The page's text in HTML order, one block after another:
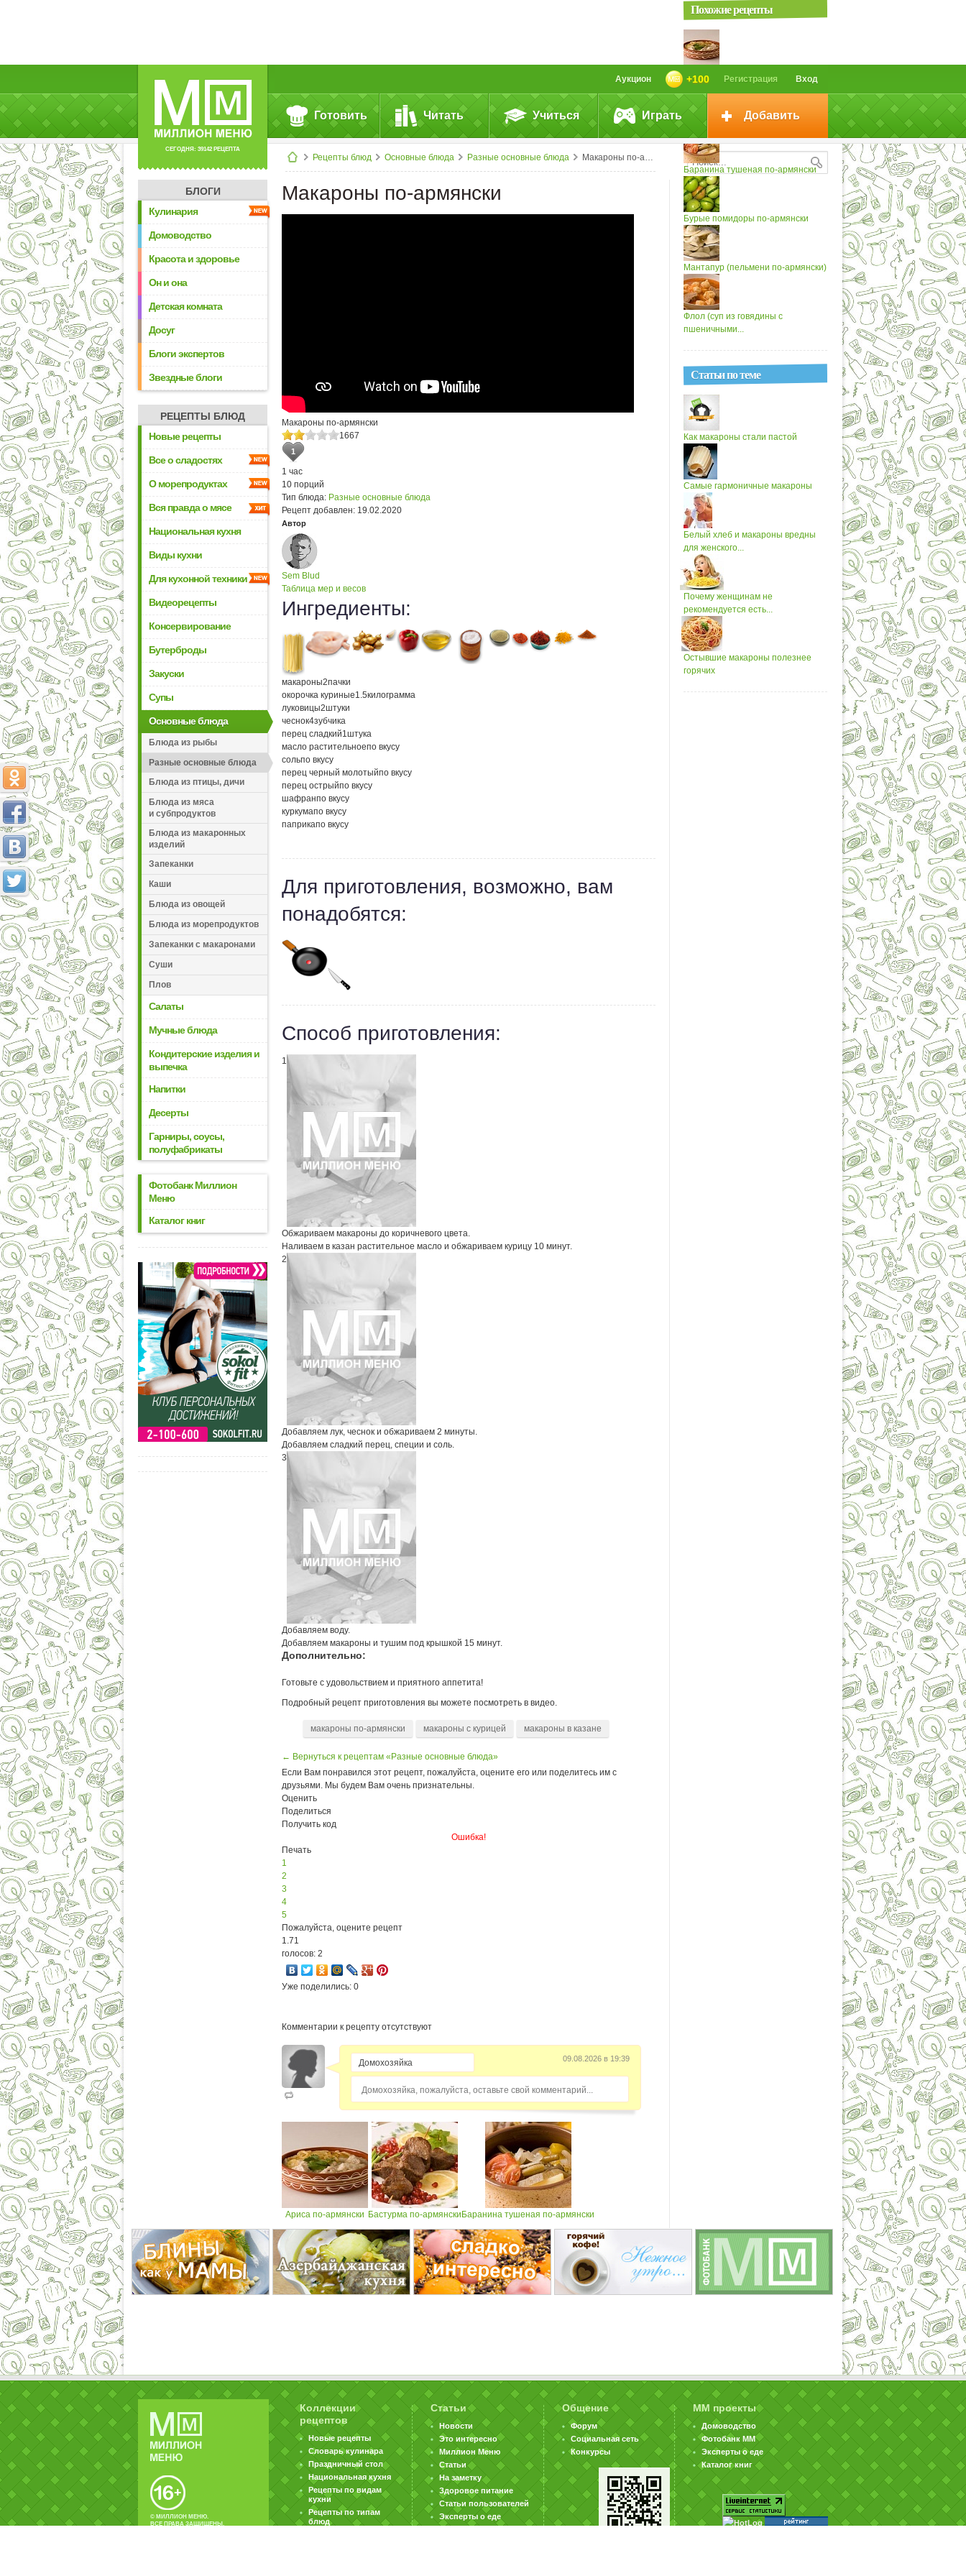
СЕГОДНЯ: 39142 РЕЦЕПТА
Вход
Регистрация
+100
Аукцион
Готовить Читать Учиться Играть Добавить
Рецепты блюд Основные блюда Разные основные блюда Макароны по-армянски
БЛОГИ
Кулинария
Домоводство
Красота и здоровье
Он и она
Детская комната
Досуг
Блоги экспертов
Звездные блоги
РЕЦЕПТЫ БЛЮД
Новые рецепты
Все о сладостях
О морепродуктах
Вся правда о мясе
Национальная кухня
Виды кухни
Для кухонной техники
Видеорецепты
Консервирование
Бутерброды
Закуски
Супы
Основные блюда
Блюда из рыбы
Разные основные блюда
Блюда из птицы, дичи
Блюда из мяса
и субпродуктов
Блюда из макаронных
изделий
Запеканки
Каши
Блюда из овощей
Блюда из морепродуктов
Запеканки с макаронами
Суши
Плов
Салаты
Мучные блюда
Кондитерские изделия и
выпечка
Напитки
Десерты
Гарниры, соусы,
полуфабрикаты
Фотобанк Миллион
Меню
Каталог книг
Макароны по-армянски
Макароны по-армянски
1667
1
1 час
10 порций
Тип блюда: Разные основные блюда
Рецепт добавлен: 19.02.2020
Автор
Sem Blud
Таблица мер и весов
Ингредиенты:
макароны2пачки
окорочка куриные1.5килограмма
луковицы2штуки
чеснок4зубчика
перец сладкий1штука
масло растительноепо вкусу
сольпо вкусу
перец черный молотыйпо вкусу
перец острыйпо вкусу
шафранпо вкусу
куркумапо вкусу
паприкапо вкусу
Для приготовления, возможно, вам
понадобятся:
Способ приготовления:
1
Обжариваем макароны до коричневого цвета.
Наливаем в казан растительное масло и обжариваем курицу 10 минут.
2
Добавляем лук, чеснок и обжариваем 2 минуты.
Добавляем сладкий перец, специи и соль.
3
Добавляем воду.
Добавляем макароны и тушим под крышкой 15 минут.
Дополнительно:
Готовьте с удовольствием и приятного аппетита!
Подробный рецепт приготовления вы можете посмотреть в видео.
макароны по-армянски макароны с курицей макароны в казане
← Вернуться к рецептам «Разные основные блюда»
Если Вам понравился этот рецепт, пожалуйста, оцените его или поделитесь им с
друзьями. Мы будем Вам очень признательны.
Оценить
Поделиться
Получить код
Ошибка!
Печать
1
2
3
4
5
Пожалуйста, оцените рецепт
1.71
голосов: 2
Уже поделились: 0
Комментарии к рецепту отсутствуют
09.08.2026 в 19:39
Домохозяйка, пожалуйста, оставьте свой комментарий...
Ариса по-армянски Бастурма по-армянски Баранина тушеная по-армянски
Похожие рецепты
Бастурма по-армянски
Баранина тушеная по-армянски
Бурые помидоры по-армянски
Мантапур (пельмени по-армянски)
Флол (суп из говядины с
пшеничными...
Статьи по теме
Как макароны стали пастой
Самые гармоничные макароны
Белый хлеб и макароны вредны
для женского...
Почему женщинам не
рекомендуется есть...
Остывшие макароны полезнее
горячих
© МИЛЛИОН МЕНЮ.
ВСЕ ПРАВА ЗАЩИЩЕНЫ.
Коллекции
рецептов
Новые рецепты
Словарь кулинара
Праздничный стол
Национальная кухня
Рецепты по видам
кухни
Рецепты по типам
блюд
Статьи
Новости
Это интересно
Миллион Меню
Статьи
На заметку
Здоровое питание
Статьи пользователей
Эксперты о еде
Общение
Форум
Социальная сеть
Конкурсы
ММ проекты
Домоводство
Фотобанк ММ
Эксперты о еде
Каталог книг